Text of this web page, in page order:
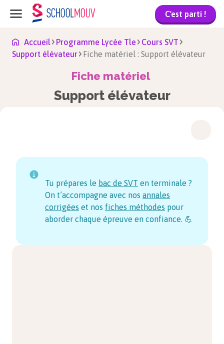
C'est parti !
Accueil Programme Lycée Tle
Cours SVT
Support élévateur
Fiche matériel : Support élévateur
Fiche matériel
Support élévateur
Tu prépares le bac de SVT en terminale ?
On t’accompagne avec nos annales
corrigées et nos fiches méthodes pour
aborder chaque épreuve en confiance. 💪